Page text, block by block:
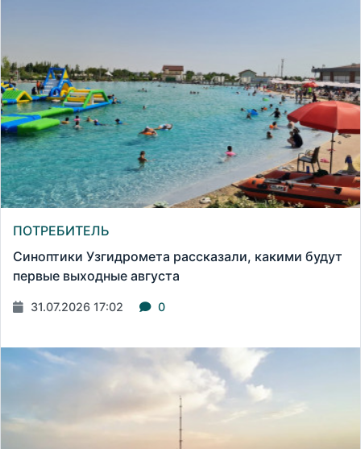
ПОТРЕБИТЕЛЬ
Синоптики Узгидромета рассказали, какими будут
первые выходные августа
31.07.2026 17:02 0